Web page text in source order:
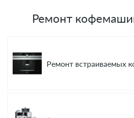
Ремонт
Ремонт встраиваемых